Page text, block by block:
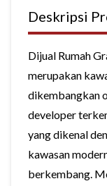
Deskripsi
Dijual Rumah
merupakan
dikembangkan
developer
yang dikenal
kawasan
berkembang.